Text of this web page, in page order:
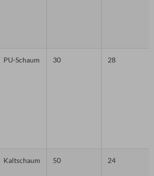
PU-Schaum 30 28
Kaltschaum 50 24